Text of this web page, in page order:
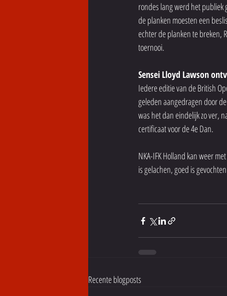
rondes lang werd het publiek
de planken moesten een
echter de planken te breken,
toernooi.
Sensei Lloyd Lawson
Iedere editie van de British
geleden aangedragen door
was het dan eindelijk zo ver,
certificaat voor de 4e Dan.
NKA-IFK Holland kan weer
is gelachen, goed is
Recente blogposts